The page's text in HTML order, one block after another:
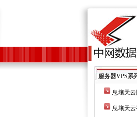
服务器VPS系
息壤天云
息壤天